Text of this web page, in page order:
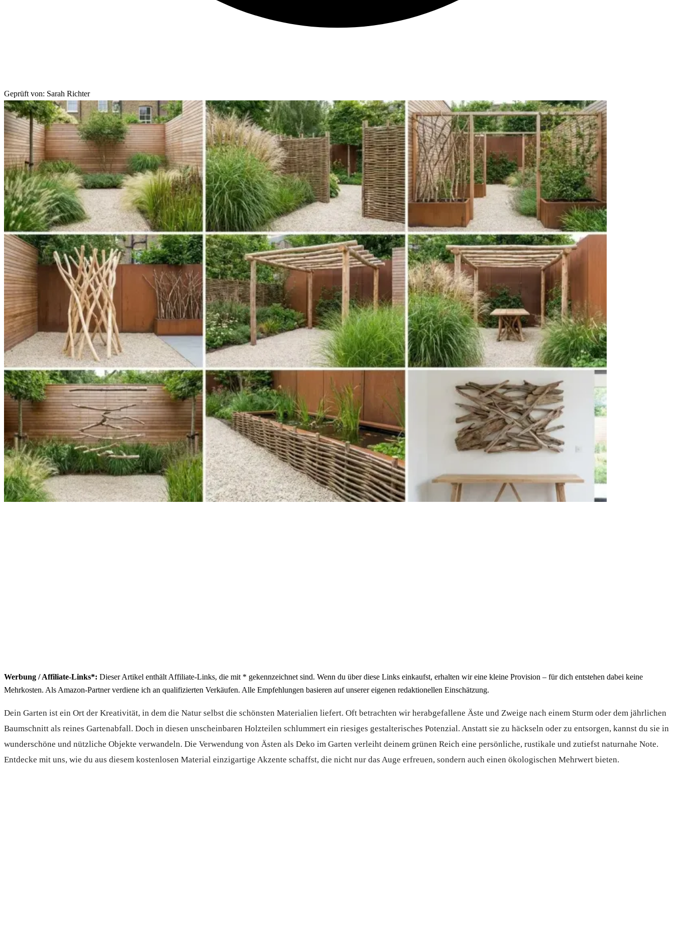
Geprüft von: Sarah Richter
Werbung / Affiliate-Links*: Dieser Artikel enthält Affiliate-Links, die mit * gekennzeichnet sind. Wenn du über diese Links einkaufst, erhalten wir eine kleine Provision – für dich entstehen dabei keine
Mehrkosten. Als Amazon-Partner verdiene ich an qualifizierten Verkäufen. Alle Empfehlungen basieren auf unserer eigenen redaktionellen Einschätzung.
Dein Garten ist ein Ort der Kreativität, in dem die Natur selbst die schönsten Materialien liefert. Oft betrachten wir herabgefallene Äste und Zweige nach einem Sturm oder dem jährlichen
Baumschnitt als reines Gartenabfall. Doch in diesen unscheinbaren Holzteilen schlummert ein riesiges gestalterisches Potenzial. Anstatt sie zu häckseln oder zu entsorgen, kannst du sie in
wunderschöne und nützliche Objekte verwandeln. Die Verwendung von Ästen als Deko im Garten verleiht deinem grünen Reich eine persönliche, rustikale und zutiefst naturnahe Note.
Entdecke mit uns, wie du aus diesem kostenlosen Material einzigartige Akzente schaffst, die nicht nur das Auge erfreuen, sondern auch einen ökologischen Mehrwert bieten.